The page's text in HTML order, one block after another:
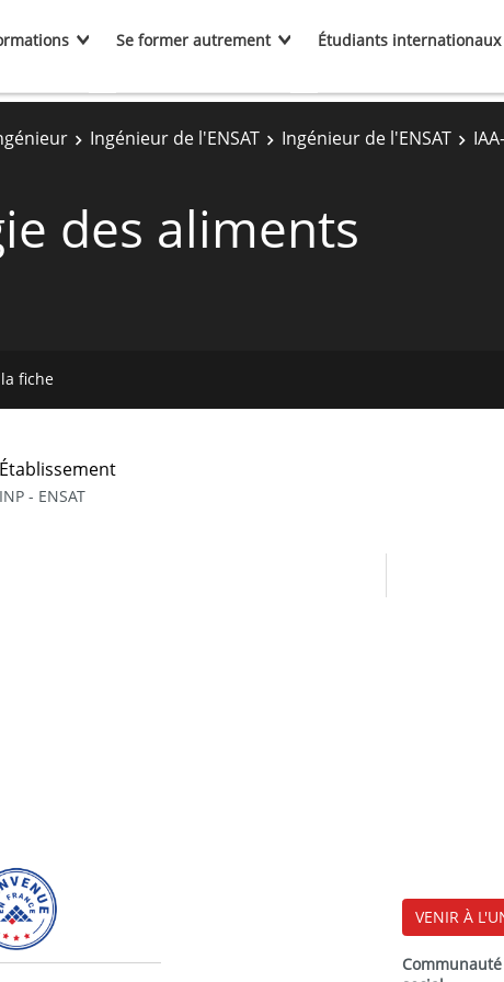
Se former autrement Étudiants internationaux
Ingénieur de l'ENSAT Ingénieur de l'ENSAT
des aliments
fiche
Établissement
INP - ENSAT
VENIR À